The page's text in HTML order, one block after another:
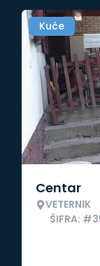
Kuće
Centar
VETERNIK
ŠIFRA: